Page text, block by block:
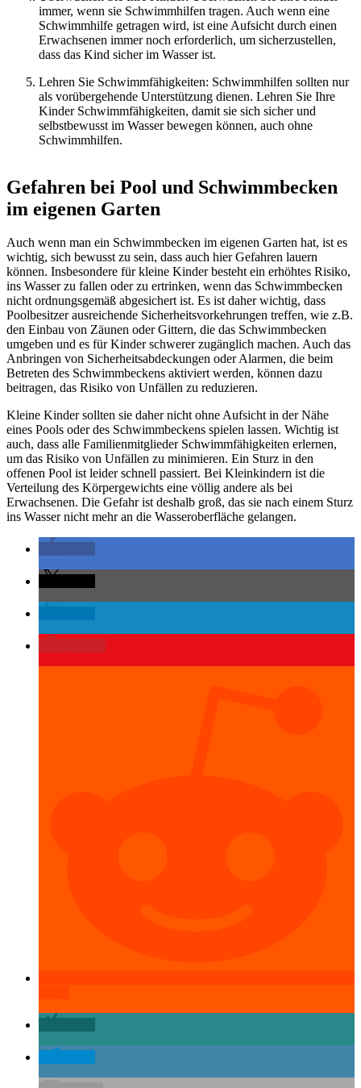
immer, wenn sie Schwimmhilfen tragen. Auch wenn eine
Schwimmhilfe getragen wird, ist eine Aufsicht durch einen
Erwachsenen immer noch erforderlich, um sicherzustellen,
dass das Kind sicher im Wasser ist.
Lehren Sie Schwimmfähigkeiten: Schwimmhilfen sollten nur
als vorübergehende Unterstützung dienen. Lehren Sie Ihre
Kinder Schwimmfähigkeiten, damit sie sich sicher und
selbstbewusst im Wasser bewegen können, auch ohne
Schwimmhilfen.
Gefahren bei Pool und Schwimmbecken
im eigenen Garten
Auch wenn man ein Schwimmbecken im eigenen Garten hat, ist es
wichtig, sich bewusst zu sein, dass auch hier Gefahren lauern
können. Insbesondere für kleine Kinder besteht ein erhöhtes Risiko,
ins Wasser zu fallen oder zu ertrinken, wenn das Schwimmbecken
nicht ordnungsgemäß abgesichert ist. Es ist daher wichtig, dass
Poolbesitzer ausreichende Sicherheitsvorkehrungen treffen, wie z.B.
den Einbau von Zäunen oder Gittern, die das Schwimmbecken
umgeben und es für Kinder schwerer zugänglich machen. Auch das
Anbringen von Sicherheitsabdeckungen oder Alarmen, die beim
Betreten des Schwimmbeckens aktiviert werden, können dazu
beitragen, das Risiko von Unfällen zu reduzieren.
Kleine Kinder sollten sie daher nicht ohne Aufsicht in der Nähe
eines Pools oder des Schwimmbeckens spielen lassen. Wichtig ist
auch, dass alle Familienmitglieder Schwimmfähigkeiten erlernen,
um das Risiko von Unfällen zu minimieren. Ein Sturz in den
offenen Pool ist leider schnell passiert. Bei Kleinkindern ist die
Verteilung des Körpergewichts eine völlig andere als bei
Erwachsenen. Die Gefahr ist deshalb groß, das sie nach einem Sturz
ins Wasser nicht mehr an die Wasseroberfläche gelangen.